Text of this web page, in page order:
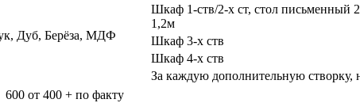
Дуб, Берёза, МДФ
Шкаф 1-ств/2-х ст, стол письменный
1,2м
Шкаф 3-х ств
Шкаф 4-х ств
За каждую дополнительную створку,
600 от 400 + по факту